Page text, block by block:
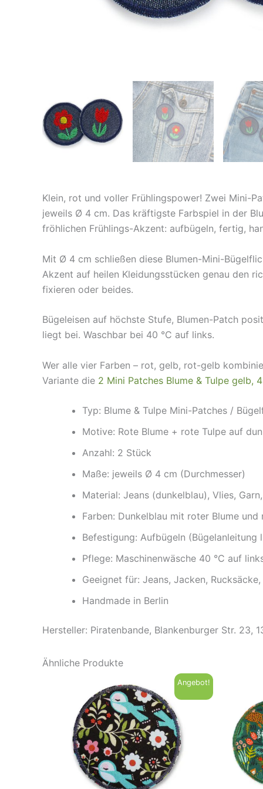
Klein, rot und voller Frühlingspower! Zwei Mini-
jeweils Ø 4 cm. Das kräftigste Farbspiel in der
fröhlichen Frühlings-Akzent: aufbügeln, fertig,
Mit Ø 4 cm schließen diese Blumen-Mini-
Akzent auf heilen Kleidungsstücken genau den
fixieren oder beides.
Bügeleisen auf höchste Stufe, Blumen-Patch
liegt bei. Waschbar bei 40 °C auf links.
Wer alle vier Farben – rot, gelb, rot-gelb
Variante die 2 Mini Patches Blume & Tulpe gelb,
Typ: Blume & Tulpe Mini-Patches /
Motive: Rote Blume + rote Tulpe auf
Anzahl: 2 Stück
Maße: jeweils Ø 4 cm (Durchmesser)
Material: Jeans (dunkelblau), Vlies,
Farben: Dunkelblau mit roter Blume und
Befestigung: Aufbügeln
Pflege: Maschinenwäsche 40 °C auf
Geeignet für: Jeans, Jacken,
Handmade in Berlin
Hersteller: Piratenbande, Blankenburger Str. 23,
Ähnliche Produkte
Angebot!